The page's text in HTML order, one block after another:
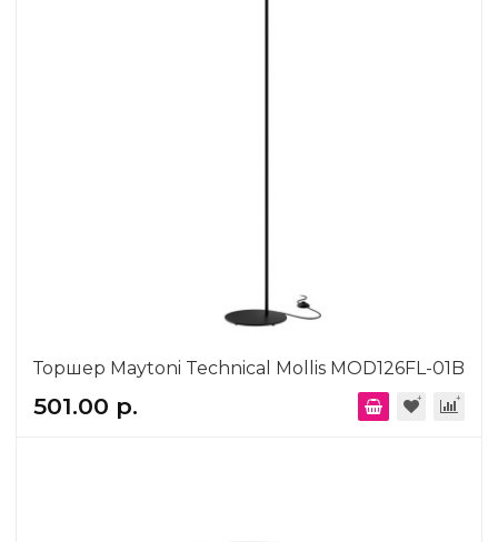
Торшер Maytoni Technical Mollis MOD126FL-01B
501.00 р.